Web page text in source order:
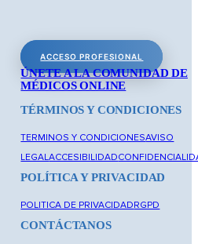
ACCESO PROFESIONAL
ÚNETE A LA COMUNIDAD DE
MÉDICOS ONLINE
TÉRMINOS Y CONDICIONES
TERMINOS Y CONDICIONESAVISO
LEGALACCESIBILIDAD
POLÍTICA Y PRIVACIDAD
POLITICA DE PRIVACIDADRGPD
CONTÁCTANOS